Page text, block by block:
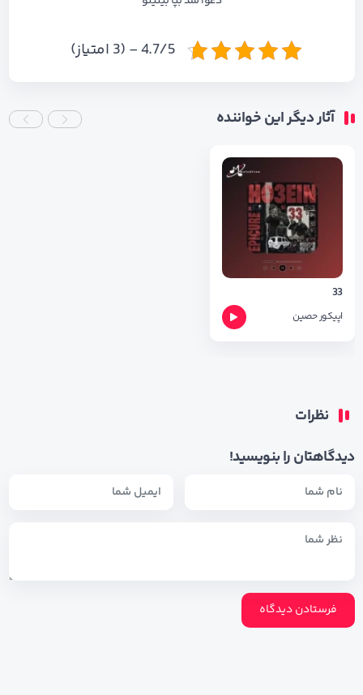
4.7/5 - (3 امتیاز)
آثار دیگر این خواننده
33
اپیکورحصین
نظرات
دیدگاهتان را بنویسید!